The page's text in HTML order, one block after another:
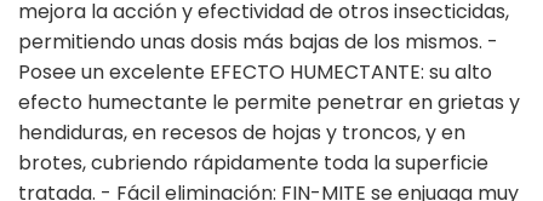
mejora la acción y efectividad de otros insecticidas,
permitiendo unas dosis más bajas de los mismos. -
Posee un excelente EFECTO HUMECTANTE: su alto
efecto humectante le permite penetrar en grietas y
hendiduras, en recesos de hojas y troncos, y en
brotes, cubriendo rápidamente toda la superficie
tratada. - Fácil eliminación: FIN-MITE se enjuaga muy